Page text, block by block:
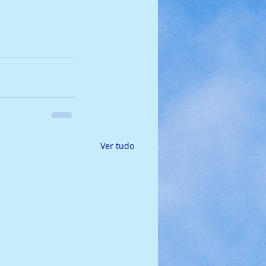
Ver tudo